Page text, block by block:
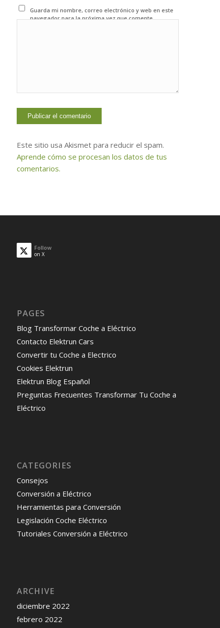
Guarda mi nombre, correo electrónico y web en este
navegador para la próxima vez que comente.
Este sitio usa Akismet para reducir el spam.
Aprende cómo se procesan los datos de tus
comentarios.
Follow
on X
PAGES
Blog Transformar Coche a Eléctrico
Contacto Elektrun Cars
Convertir tu Coche a Electrico
Cookies Elektrun
Elektrun Blog Español
Preguntas Frecuentes Transformar Tu Coche a
Eléctrico
CATEGORIES
Consejos
Conversión a Eléctrico
Herramientas para Conversión
Legislación Coche Eléctrico
Tutoriales Conversión a Eléctrico
ARCHIVE
diciembre 2022
febrero 2022